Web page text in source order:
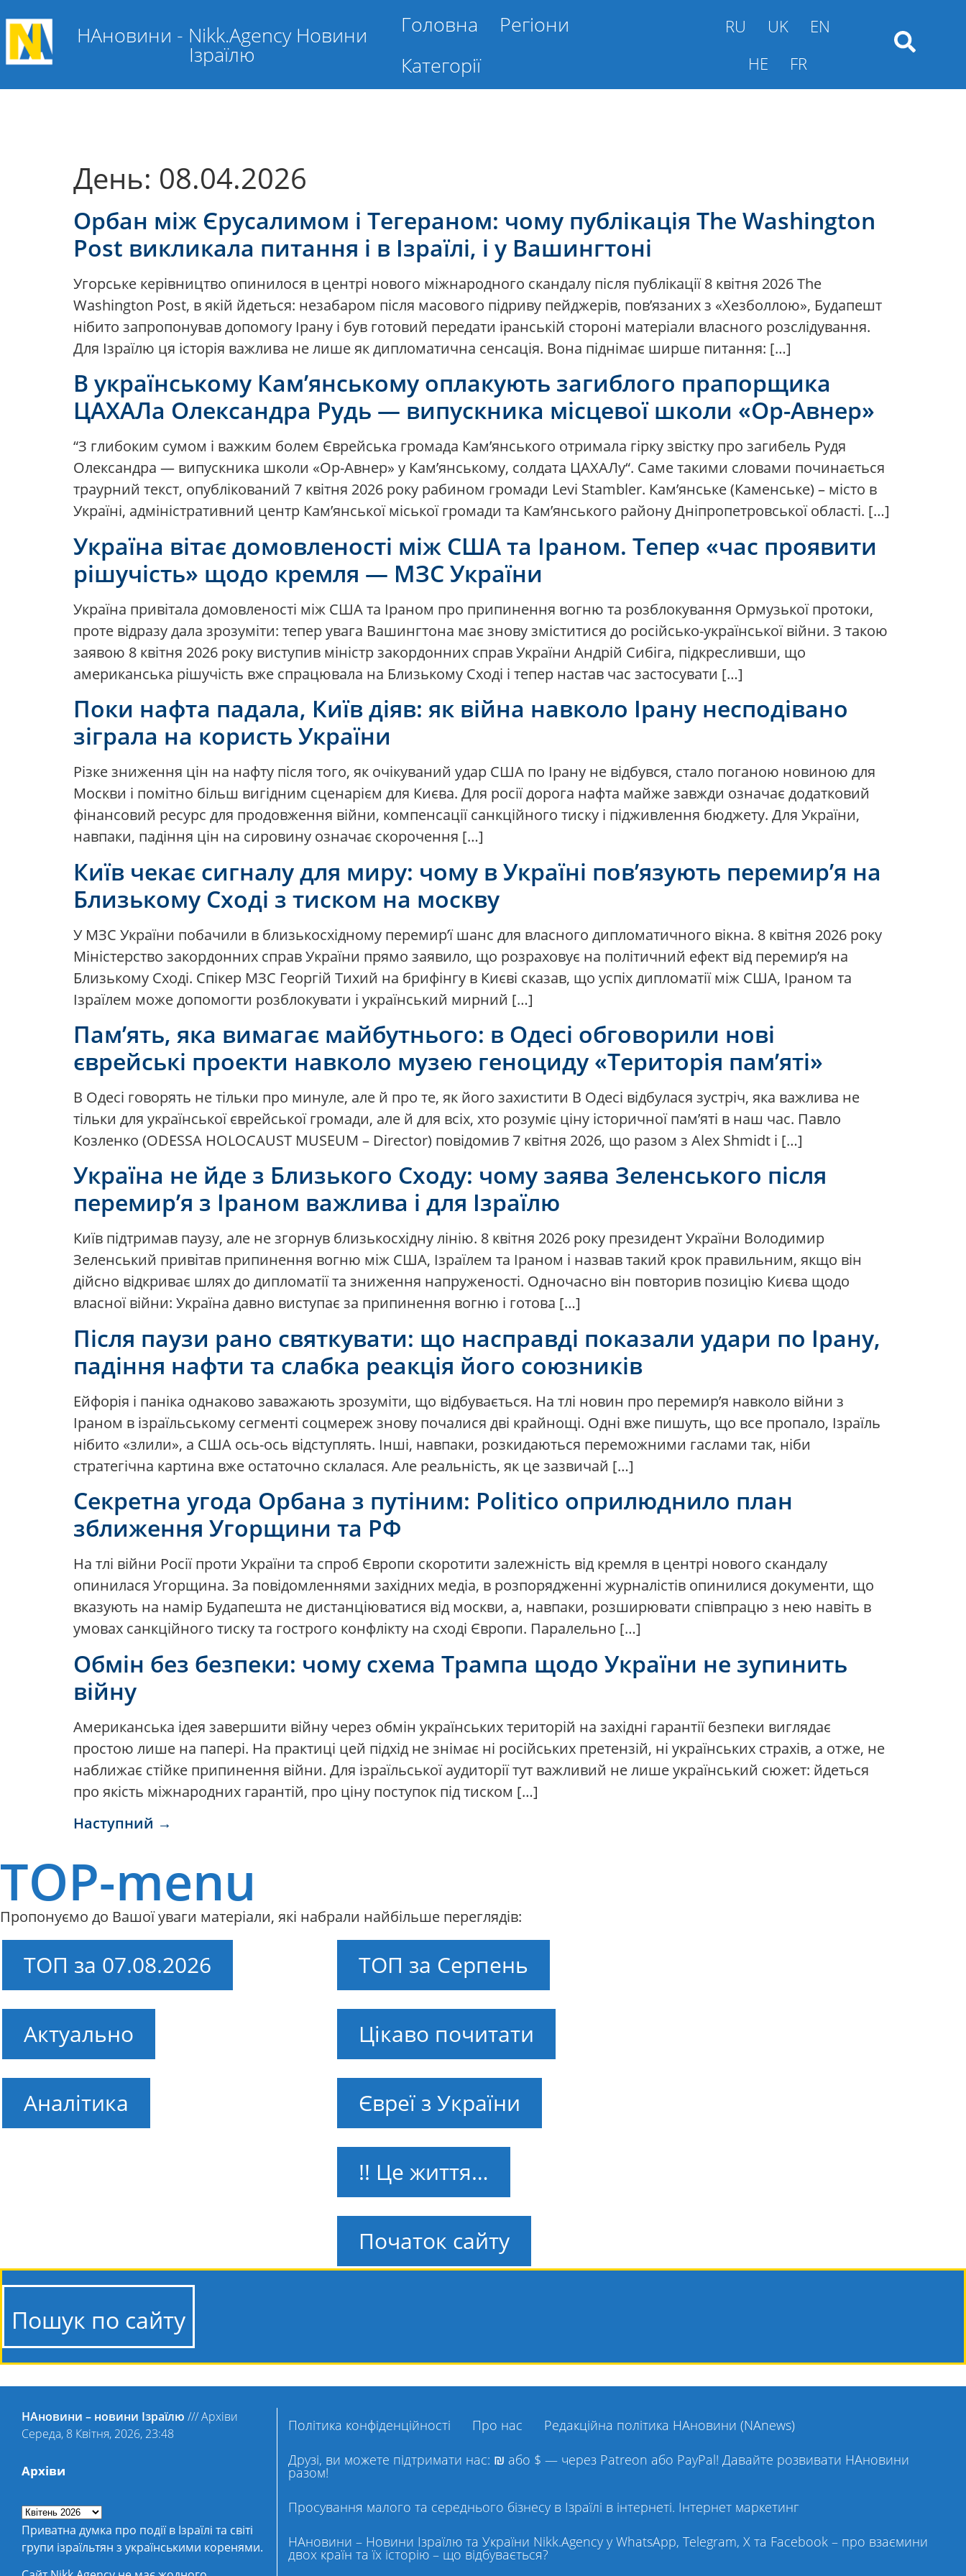
НАновини - Nikk.Agency Новини
Ізраїлю
Головна
Регіони
Категорії
RU UK
EN
HE
FR
День: 08.04.2026
Орбан між Єрусалимом і Тегераном: чому публікація The Washington
Post викликала питання і в Ізраїлі, і у Вашингтоні
Угорське керівництво опинилося в центрі нового міжнародного скандалу після публікації 8 квітня 2026 The
Washington Post, в якій йдеться: незабаром після масового підриву пейджерів, пов’язаних з «Хезболлою», Будапешт
нібито запропонував допомогу Ірану і був готовий передати іранській стороні матеріали власного розслідування.
Для Ізраїлю ця історія важлива не лише як дипломатична сенсація. Вона піднімає ширше питання: […]
В українському Кам’янському оплакують загиблого прапорщика
ЦАХАЛа Олександра Рудь — випускника місцевої школи «Ор-Авнер»
“З глибоким сумом і важким болем Єврейська громада Кам’янського отримала гірку звістку про загибель Рудя
Олександра — випускника школи «Ор-Авнер» у Кам’янському, солдата ЦАХАЛу“. Саме такими словами починається
траурний текст, опублікований 7 квітня 2026 року рабином громади Levi Stambler. Кам’янське (Каменське) – місто в
Україні, адміністративний центр Кам’янської міської громади та Кам’янського району Дніпропетровської області. […]
Україна вітає домовленості між США та Іраном. Тепер «час проявити
рішучість» щодо кремля — МЗС України
Україна привітала домовленості між США та Іраном про припинення вогню та розблокування Ормузької протоки,
проте відразу дала зрозуміти: тепер увага Вашингтона має знову зміститися до російсько-української війни. З такою
заявою 8 квітня 2026 року виступив міністр закордонних справ України Андрій Сибіга, підкресливши, що
американська рішучість вже спрацювала на Близькому Сході і тепер настав час застосувати […]
Поки нафта падала, Київ діяв: як війна навколо Ірану несподівано
зіграла на користь України
Різке зниження цін на нафту після того, як очікуваний удар США по Ірану не відбувся, стало поганою новиною для
Москви і помітно більш вигідним сценарієм для Києва. Для росії дорога нафта майже завжди означає додатковий
фінансовий ресурс для продовження війни, компенсації санкційного тиску і підживлення бюджету. Для України,
навпаки, падіння цін на сировину означає скорочення […]
Київ чекає сигналу для миру: чому в Україні пов’язують перемир’я на
Близькому Сході з тиском на москву
У МЗС України побачили в близькосхідному перемир’ї шанс для власного дипломатичного вікна. 8 квітня 2026 року
Міністерство закордонних справ України прямо заявило, що розраховує на політичний ефект від перемир’я на
Близькому Сході. Спікер МЗС Георгій Тихий на брифінгу в Києві сказав, що успіх дипломатії між США, Іраном та
Ізраїлем може допомогти розблокувати і український мирний […]
Пам’ять, яка вимагає майбутнього: в Одесі обговорили нові
єврейські проекти навколо музею геноциду «Територія пам’яті»
В Одесі говорять не тільки про минуле, але й про те, як його захистити В Одесі відбулася зустріч, яка важлива не
тільки для української єврейської громади, але й для всіх, хто розуміє ціну історичної пам’яті в наш час. Павло
Козленко (ODESSA HOLOCAUST MUSEUM – Director) повідомив 7 квітня 2026, що разом з Alex Shmidt і […]
Україна не йде з Близького Сходу: чому заява Зеленського після
перемир’я з Іраном важлива і для Ізраїлю
Київ підтримав паузу, але не згорнув близькосхідну лінію. 8 квітня 2026 року президент України Володимир
Зеленський привітав припинення вогню між США, Ізраїлем та Іраном і назвав такий крок правильним, якщо він
дійсно відкриває шлях до дипломатії та зниження напруженості. Одночасно він повторив позицію Києва щодо
власної війни: Україна давно виступає за припинення вогню і готова […]
Після паузи рано святкувати: що насправді показали удари по Ірану,
падіння нафти та слабка реакція його союзників
Ейфорія і паніка однаково заважають зрозуміти, що відбувається. На тлі новин про перемир’я навколо війни з
Іраном в ізраїльському сегменті соцмереж знову почалися дві крайнощі. Одні вже пишуть, що все пропало, Ізраїль
нібито «злили», а США ось-ось відступлять. Інші, навпаки, розкидаються переможними гаслами так, ніби
стратегічна картина вже остаточно склалася. Але реальність, як це зазвичай […]
Секретна угода Орбана з путіним: Politico оприлюднило план
зближення Угорщини та РФ
На тлі війни Росії проти України та спроб Європи скоротити залежність від кремля в центрі нового скандалу
опинилася Угорщина. За повідомленнями західних медіа, в розпорядженні журналістів опинилися документи, що
вказують на намір Будапешта не дистанціюватися від москви, а, навпаки, розширювати співпрацю з нею навіть в
умовах санкційного тиску та гострого конфлікту на сході Європи. Паралельно […]
Обмін без безпеки: чому схема Трампа щодо України не зупинить
війну
Американська ідея завершити війну через обмін українських територій на західні гарантії безпеки виглядає
простою лише на папері. На практиці цей підхід не знімає ні російських претензій, ні українських страхів, а отже, не
наближає стійке припинення війни. Для ізраїльської аудиторії тут важливий не лише український сюжет: йдеться
про якість міжнародних гарантій, про ціну поступок під тиском […]
Наступний →
TOP-menu
Пропонуємо до Вашої уваги матеріали, які набрали найбільше переглядів:
ТОП за 07.08.2026
Актуально
Аналітика
ТОП за Серпень
Цікаво почитати
Євреї з України
!! Це життя…
Початок сайту
Пошук по сайту
НАновини – новини Ізраїлю ///Архіви
Середа, 8 Квітня, 2026, 23:48
Архіви
Приватна думка про події в Ізраїлі та світі
групи ізраїльтян з українськими коренями.
Політика конфіденційності Про нас
Редакційна політика НАновини (NAnews)
Друзі, ви можете підтримати нас: ₪ або $ — через Patreon або PayPal! Давайте розвивати НАновини
разом!
Просування малого та середнього бізнесу в Ізраїлі в інтернеті. Інтернет маркетинг
НАновини – Новини Ізраїлю та України Nikk.Agency у WhatsApp, Telegram, X та Facebook – про взаємини
двох країн та їх історію – що відбувається?